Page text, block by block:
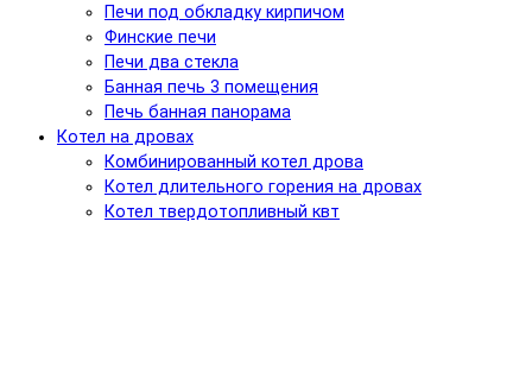
Печи под обкладку кирпичом
Финские печи
Печи два стекла
Банная печь 3 помещения
Печь банная панорама
Котел на дровах
Комбинированный котел дрова
Котел длительного горения на дровах
Котел твердотопливный квт